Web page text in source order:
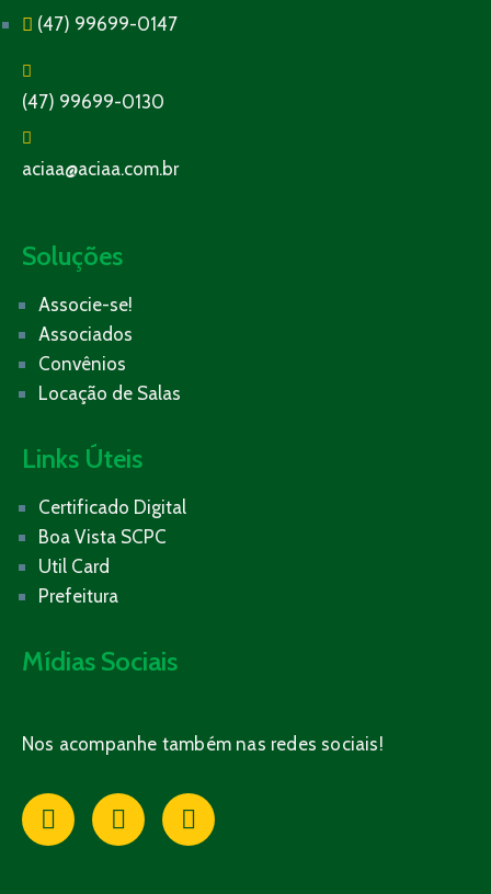
(47) 99699-0147
(47) 99699-0130
aciaa@aciaa.com.br
Soluções
Associe-se!
Associados
Convênios
Locação de Salas
Links Úteis
Certificado Digital
Boa Vista SCPC
Util Card
Prefeitura
Mídias Sociais
Nos acompanhe também nas redes sociais!